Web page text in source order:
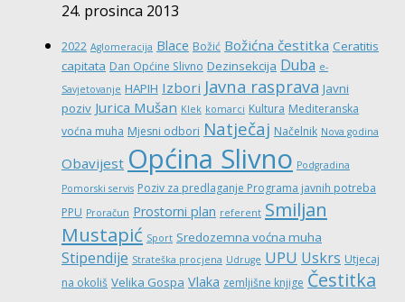
24. prosinca 2013
2022 Aglomeracija Blace Božić Božićna čestitka Ceratitis
capitata Dan Općine Slivno Dezinsekcija Duba e-
Savjetovanje HAPIH Izbori Javna rasprava Javni
poziv Jurica Mušan Klek komarci Kultura Mediteranska
voćna muha Mjesni odbori Natječaj Načelnik Nova godina
Obavijest Općina Slivno Podgradina
Pomorski servis Poziv za predlaganje Programa javnih potreba
PPU Proračun Prostorni plan referent Smiljan
Mustapić Sport Sredozemna voćna muha
Stipendije Strateška procjena Udruge UPU Uskrs Utjecaj
na okoliš Velika Gospa Vlaka zemljišne knjige Čestitka